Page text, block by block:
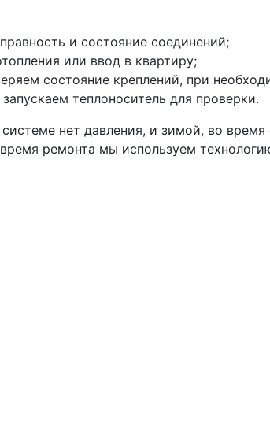
и состояние соединений;
или ввод в квартиру;
состояние креплений, при
теплоноситель для проверки.
нет давления, и зимой, во время
ремонта мы используем